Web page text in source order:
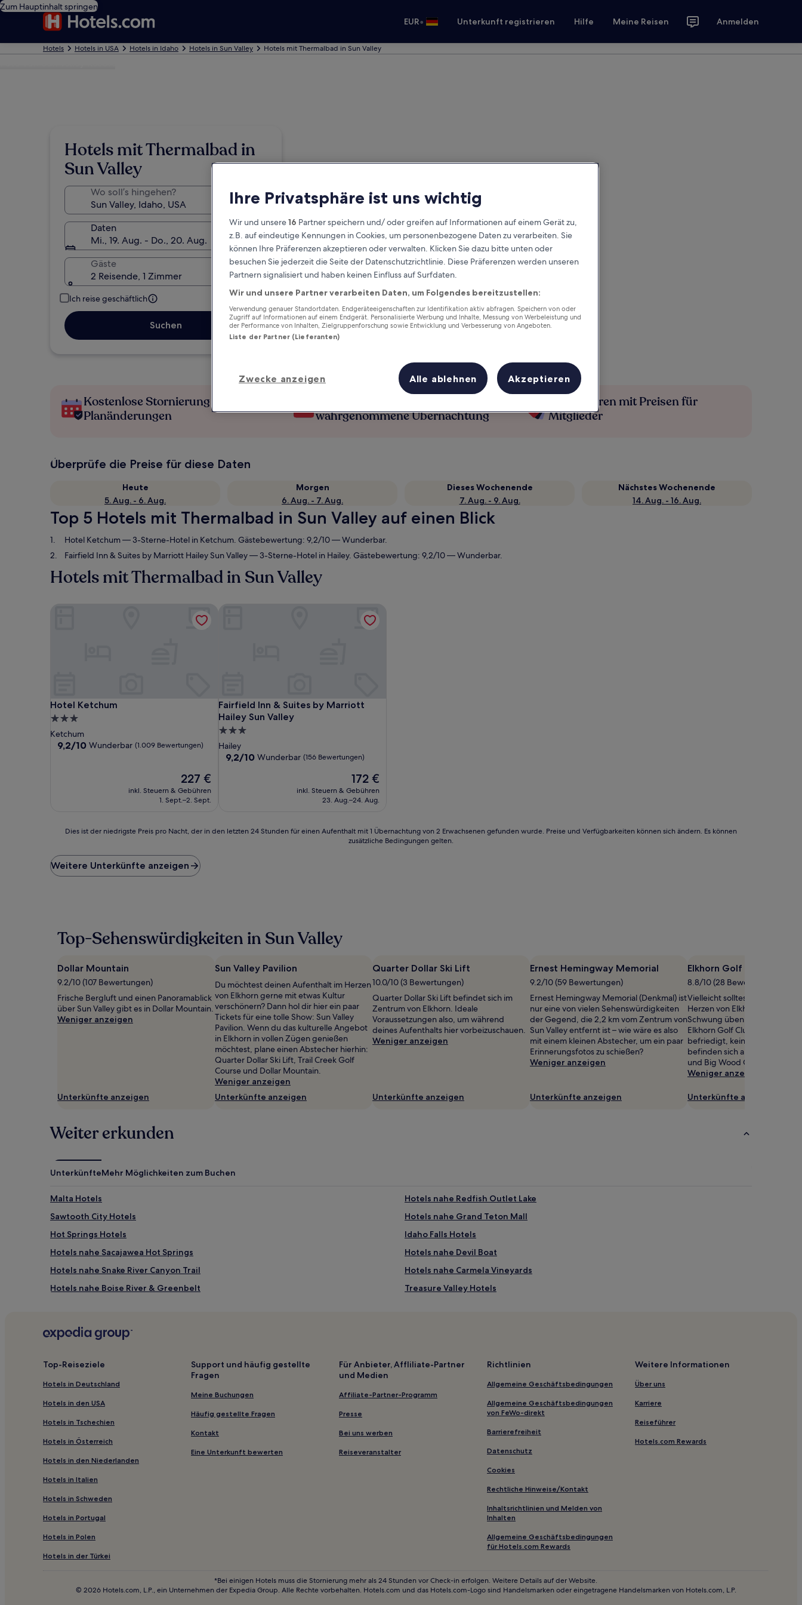
Zum Hauptinhalt springen
EUR• Unterkunft registrieren Hilfe Meine Reisen Anmelden
Hotels Hotels in USA Hotels in Idaho Hotels in Sun Valley Hotels mit Thermalbad in Sun Valley
Hotels mit Thermalbad in
Sun Valley
Wo soll’s hingehen?
Daten
Mi., 19. Aug. - Do., 20. Aug.
Gäste
2 Reisende, 1 Zimmer
Ich reise geschäftlich
Suchen
Kostenlose Stornierung bei
Planänderungen
wahrgenommene Übernachtung
Mehr sparen mit Preisen für
Mitglieder
Überprüfe die Preise für diese Daten
Heute
5. Aug. - 6. Aug.
Morgen
6. Aug. - 7. Aug.
Dieses Wochenende
7. Aug. - 9. Aug.
Nächstes Wochenende
14. Aug. - 16. Aug.
Top 5 Hotels mit Thermalbad in Sun Valley auf einen Blick
Hotel Ketchum— 3-Sterne-Hotel in Ketchum. Gästebewertung: 9,2/10 — Wunderbar.
Fairfield Inn & Suites by Marriott Hailey Sun Valley— 3-Sterne-Hotel in Hailey. Gästebewertung: 9,2/10 — Wunderbar.
Hotels mit Thermalbad in Sun Valley
Hotel Ketchum
Hotel Ketchum
3.0-
Sterne-
Unterkunft
Ketchum
9.2
9,2/10 Wunderbar (1.009 Bewertungen)
Der
Preis
beträgt
227 €
inkl. Steuern & Gebühren
1. Sept.–2. Sept.
Fairfield Inn & Suites by Marriott
Hailey Sun Valley
Fairfield Inn & Suites by Marriott Hailey Sun Valley
3.0-
Sterne-
Unterkunft
Hailey
9.2
9,2/10 Wunderbar (156 Bewertungen)
Der
Preis
beträgt
172 €
inkl. Steuern & Gebühren
23. Aug.–24. Aug.
Fairfield Inn & Suites by Marriott Hailey Sun Valley
der
niedrigste
Preis
letzten
24 Stunden
einen
Aufenthalt
mit
1 Übernachtung
von
2 Erwachsenen
sich
können
gelten.
Dies ist der niedrigste Preis pro Nacht, der in den letzten 24 Stunden für einen Aufenthalt mit 1 Übernachtung von 2 Erwachsenen gefunden wurde. Preise und Verfügbarkeiten können sich ändern. Es können
zusätzliche Bedingungen gelten.
Weitere Unterkünfte anzeigen
Top-Sehenswürdigkeiten in Sun Valley
Dollar Mountain
9.2/10 (107 Bewertungen)
Frische Bergluft und einen Panoramablick
über Sun Valley gibt es in Dollar Mountain.
Weniger anzeigen
Unterkünfte anzeigen
Sun Valley Pavilion
Du möchtest deinen Aufenthalt im Herzen
von Elkhorn gerne mit etwas Kultur
verschönern? Dann hol dir hier ein paar
Tickets für eine tolle Show: Sun Valley
Pavilion. Wenn du das kulturelle Angebot
in Elkhorn in vollen Zügen genießen
möchtest, plane einen Abstecher hierhin:
Quarter Dollar Ski Lift, Trail Creek Golf
Course und Dollar Mountain.
Weniger anzeigen
Unterkünfte anzeigen
Quarter Dollar Ski Lift
10.0/10 (3 Bewertungen)
Quarter Dollar Ski Lift befindet sich im
Zentrum von Elkhorn. Ideale
Voraussetzungen also, um während
deines Aufenthalts hier vorbeizuschauen.
Weniger anzeigen
Unterkünfte anzeigen
Ernest Hemingway Memorial
9.2/10 (59 Bewertungen)
Ernest Hemingway Memorial (Denkmal) ist
nur eine von vielen Sehenswürdigkeiten
der Gegend, die 2,2 km vom Zentrum von
Sun Valley entfernt ist – wie wäre es also
mit einem kleinen Abstecher, um ein paar
Erinnerungsfotos zu schießen?
Weniger anzeigen
Unterkünfte anzeigen
Elkhorn Golf Club
8.8/10 (28 Bewertungen)
Vielleicht solltest du in
Herzen von Elkhorn Village
Schwung üben: Elkhorn Golf
Elkhorn Golf Club dein
befriedigt, keine Sorge: In
befinden sich auch Trail Creek
und Big Wood Golf Course.
Weniger anzeigen
Unterkünfte anzeigen
Weiter erkunden
UnterkünfteMehr Möglichkeiten zum Buchen
Malta Hotels
Hotels nahe Redfish Outlet Lake
Sawtooth City Hotels
Hotels nahe Grand Teton Mall
Hot Springs Hotels
Idaho Falls Hotels
Hotels nahe Sacajawea Hot Springs
Hotels nahe Devil Boat
Hotels nahe Snake River Canyon Trail
Hotels nahe Carmela Vineyards
Hotels nahe Boise River & Greenbelt
Treasure Valley Hotels
Hotels nahe Ernest Hemingway Memorial
Hotels nahe Mormonentempel von Boise
Depot Bench: Hotels
Hotels nahe Desert Canyon Golf Course
Hotels nahe College of Southern Idaho
Hotels nahe Lake Cascade State Park
Old Town Pocatello: Hotels
Roberts Hotels
Hotels nahe Mountain Home History Museum
Jackson Hotels
Hotels nahe Hillcrest Country Club
Bannock County: Hotels
Hotels nahe St. Luke's Magic Valley Medical Center
Hotels nahe Mountain Home Air Force Base
Murtaugh Hotels
Hotels nahe Sawtooth Botanical Garden
Top-Reiseziele
Hotels in Deutschland
Hotels in den USA
Hotels in Tschechien
Hotels in Österreich
Hotels in den Niederlanden
Hotels in Italien
Hotels in Schweden
Hotels in Portugal
Hotels in Polen
Hotels in der Türkei
Support und häufig gestellte
Fragen
Meine Buchungen
Häufig gestellte Fragen
Kontakt
Eine Unterkunft bewerten
Für Anbieter, Affliliate-Partner
und Medien
Affiliate-Partner-Programm
Presse
Bei uns werben
Reiseveranstalter
Richtlinien
Allgemeine Geschäftsbedingungen
Allgemeine Geschäftsbedingungen
von FeWo-direkt
Barrierefreiheit
Datenschutz
Cookies
Rechtliche Hinweise/Kontakt
Inhaltsrichtlinien und Melden von
Inhalten
Allgemeine Geschäftsbedingungen
für Hotels.com Rewards
Weitere Informationen
Über uns
Karriere
Reiseführer
Hotels.com Rewards
*Bei einigen Hotels muss die Stornierung mehr als 24 Stunden vor Check-in erfolgen. Weitere Details auf der Website.
© 2026 Hotels.com, L.P., ein Unternehmen der Expedia Group. Alle Rechte vorbehalten. Hotels.com und das Hotels.com-Logo sind Handelsmarken oder eingetragene Handelsmarken von Hotels.com, L.P.
Ihre Privatsphäre ist uns wichtig
Wir und unsere16 Partner speichern und/ oder greifen auf Informationen auf einem Gerät zu,
z.B. auf eindeutige Kennungen in Cookies, um personenbezogene Daten zu verarbeiten. Sie
können Ihre Präferenzen akzeptieren oder verwalten. Klicken Sie dazu bitte unten oder
besuchen Sie jederzeit die Seite der Datenschutzrichtlinie. Diese Präferenzen werden unseren
Partnern signalisiert und haben keinen Einfluss auf Surfdaten.
Wir und unsere Partner verarbeiten Daten, um Folgendes bereitzustellen:
Verwendung genauer Standortdaten. Endgeräteeigenschaften zur Identifikation aktiv abfragen. Speichern von oder
Zugriff auf Informationen auf einem Endgerät. Personalisierte Werbung und Inhalte, Messung von Werbeleistung und
der Performance von Inhalten, Zielgruppenforschung sowie Entwicklung und Verbesserung von Angeboten.
Liste der Partner (Lieferanten)
Zwecke anzeigen Alle ablehnen Akzeptieren